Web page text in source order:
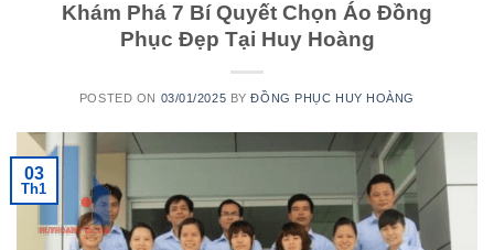
Khám Phá 7 Bí Quyết Chọn Áo Đồng
Phục Đẹp Tại Huy Hoàng
POSTED ON 03/01/2025 BYĐỒNG PHỤC HUY HOÀNG
03
Th1